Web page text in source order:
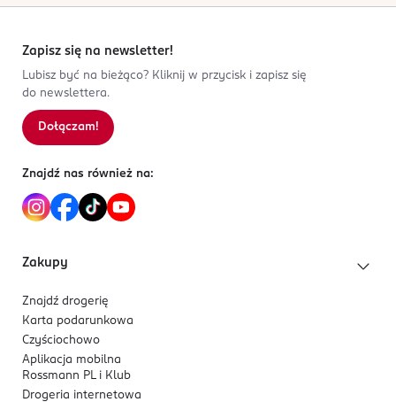
4
0%
2
1
0%
Sortowanie wg
Zapisz się na newsletter!
Lubisz być na bieżąco? Kliknij w przycisk i zapisz się
do newslettera.
Dołączam!
Znajdź nas również na:
Zakupy
Znajdź drogerię
Karta podarunkowa
Czyściochowo
Aplikacja mobilna
Rossmann PL i Klub
Drogeria internetowa